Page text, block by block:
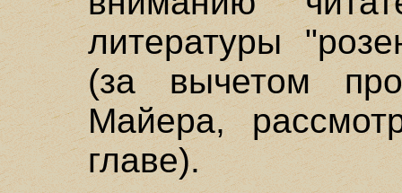
литературы
(за вычетом
Майера,
главе).